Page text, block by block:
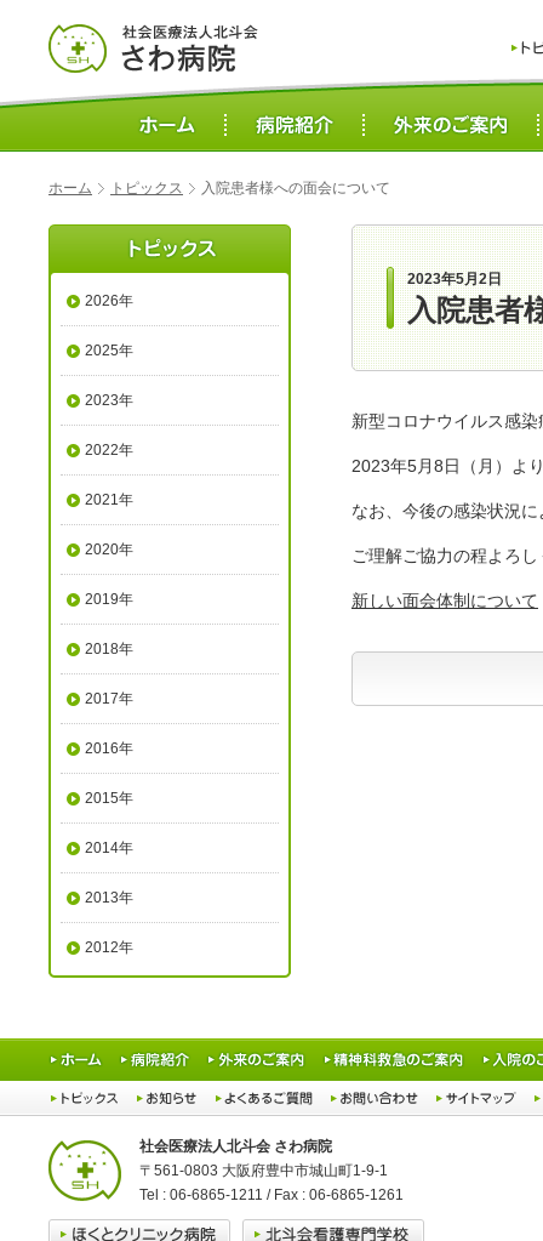
ホーム トピックス 入院患者様への面会について
2023年5月2日
入院患者
新型コロナウイルス感
2023年5月8日（月）よ
なお、今後の感染状況
ご理解ご協力の程よろ
新しい面会体制について
2026年
2025年
2023年
2022年
2021年
2020年
2019年
2018年
2017年
2016年
2015年
2014年
2013年
2012年
社会医療法人北斗会 さわ病院
〒561-0803 大阪府豊中市城山町1-9-1
Tel : 06-6865-1211 / Fax : 06-6865-1261